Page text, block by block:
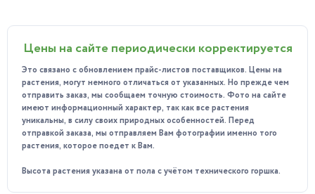
способность очищать воздух от вредных веществ, таких
выбором для помещений с плохой вентиляцией.
Польза:
Кроме того, Сансевиерия выделяет кислород ночью, что
способствует улучшению качества сна. Это делает её не
только красивым, но и полезным растением для любого
помещения.
Особенности ухода:
Освещение:предпочитает яркий рассеянный свет, но
Цены на сайте периодически корректируется
Это связано с обновлением прайс-листов поставщиков. Цены на
растения, могут немного отличаться от указанных. Но прежде чем
отправить заказ, мы сообщаем точную стоимость. Фото на сайте
имеют информационный характер, так как все растения
уникальны, в силу своих природных особенностей. Перед
отправкой заказа, мы отправляем Вам фотографии именно того
растения, которое поедет к Вам.
Высота растения указана от пола с учётом технического горшка.